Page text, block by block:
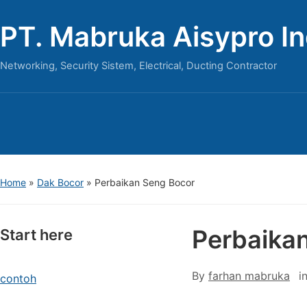
PT. Mabruka Aisypro
Networking, Security Sistem, Electrical, Ducting Contractor
Home » Dak Bocor » Perbaikan Seng Bocor
Start here
contoh By farhan mabruka